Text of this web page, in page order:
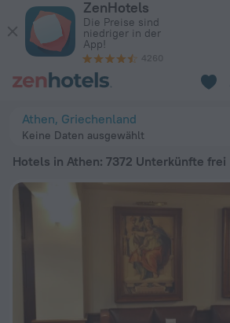
ZenHotels
Die Preise sind
niedriger in der
App!
4260
Athen, Griechenland
Keine Daten ausgewählt
Hotels in Athen: 7372 Unterkünfte frei
Die 20 besten Hotels in Athen 2026 ab